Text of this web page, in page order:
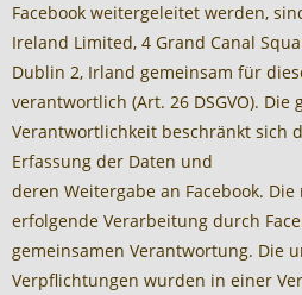
Facebook weitergeleitet werden,
Ireland Limited, 4 Grand Canal
Dublin 2, Irland gemeinsam für
verantwortlich (Art. 26 DSGVO). Die
Verantwortlichkeit beschränkt sich
Erfassung der Daten und
deren Weitergabe an Facebook.
erfolgende Verarbeitung durch
gemeinsamen Verantwortung. Die
Verpflichtungen wurden in einer